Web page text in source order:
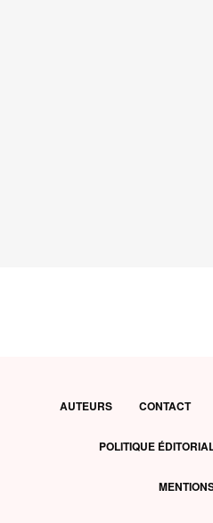
AUTEURS CONTACT
POLITIQUE